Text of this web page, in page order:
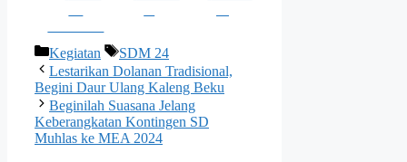
Kategori
Kegiatan Tag
SDM 24
Lestarikan Dolanan Tradisional,
Begini Daur Ulang Kaleng Beku
Beginilah Suasana Jelang
Keberangkatan Kontingen SD
Muhlas ke MEA 2024